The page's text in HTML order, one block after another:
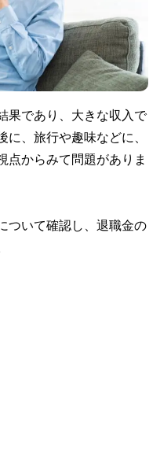
果であり、大きな収入で
、旅行や趣味などに、
点からみて問題がありま
ついて確認し、退職金の